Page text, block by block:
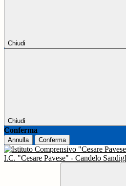
Chiudi
Chiudi
Conferma
Annulla Conferma
I.C. "Cesare Pavese" - Candelo